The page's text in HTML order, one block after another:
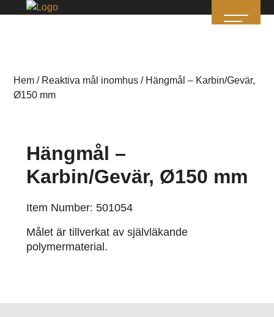
Hem / Reaktiva mål inomhus / Hängmål – Karbin/Gevär,
Ø150 mm
Hängmål –
Karbin/Gevär, Ø150 mm
Item Number: 501054
Målet är tillverkat av självläkande
polymermaterial.